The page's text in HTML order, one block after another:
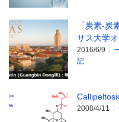
「炭素-炭
サス大学
2016/6/9
記
2008/4/11